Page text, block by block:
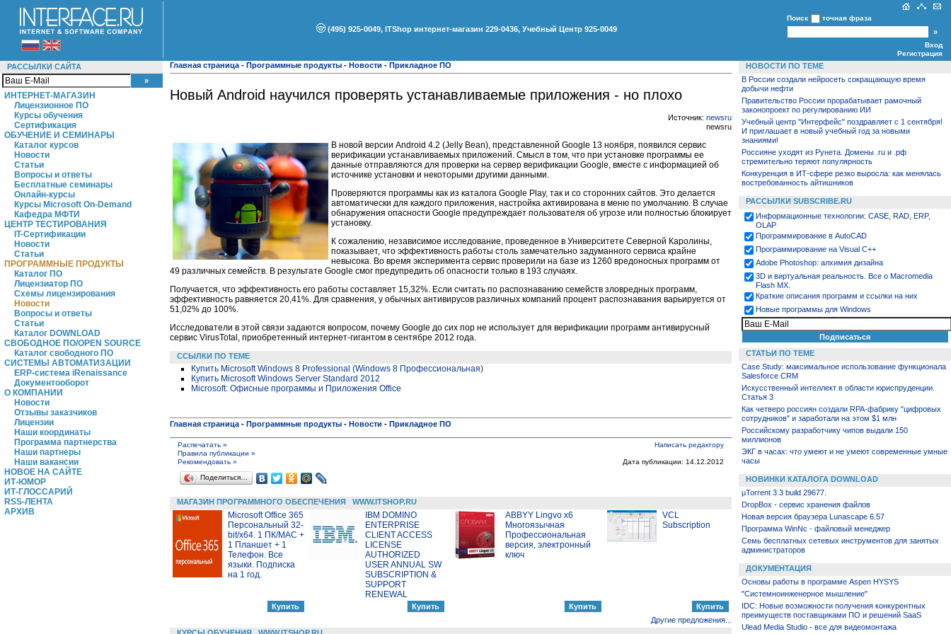
(495) 925-0049, ITShop интернет-магазин 229-0436, Учебный Центр 925-0049
Поиск точная фраза
Вход
Регистрация
РАССЫЛКИ САЙТА
ИНТЕРНЕТ-МАГАЗИН
Лицензионное ПО
Курсы обучения
Сертификация
ОБУЧЕНИЕ И СЕМИНАРЫ
Каталог курсов
Новости
Статьи
Вопросы и ответы
Бесплатные семинары
Онлайн-курсы
Курсы Microsoft On-Demand
Кафедра МФТИ
ЦЕНТР ТЕСТИРОВАНИЯ
IT-Сертификации
Новости
Статьи
ПРОГРАММНЫЕ ПРОДУКТЫ
Каталог ПО
Лицензиатор ПО
Схемы лицензирования
Новости
Вопросы и ответы
Статьи
Каталог DOWNLOAD
СВОБОДНОЕ ПО/OPEN SOURCE
Каталог свободного ПО
СИСТЕМЫ АВТОМАТИЗАЦИИ
ERP-система iRenaissance
Документооборот
О КОМПАНИИ
Новости
Отзывы заказчиков
Лицензии
Наши координаты
Программа партнерства
Наши партнеры
Наши вакансии
НОВОЕ НА САЙТЕ
ИТ-ЮМОР
ИТ-ГЛОССАРИЙ
RSS-ЛЕНТА
АРХИВ
Главная страница - Программные продукты - Новости - Прикладное ПО
Новый Android научился проверять устанавливаемые приложения - но плохо
Источник: newsru
newsru
В новой версии Android 4.2 (Jelly Bean), представленной Google 13 ноября, появился сервис
верификации устанавливаемых приложений. Смысл в том, что при установке программы ее
данные отправляются для проверки на сервер верификации Google, вместе с информацией об
источнике установки и некоторыми другими данными.
Проверяются программы как из каталога Google Play, так и со сторонних сайтов. Это делается
автоматически для каждого приложения, настройка активирована в меню по умолчанию. В случае
обнаружения опасности Google предупреждает пользователя об угрозе или полностью блокирует
установку.
К сожалению, независимое исследование, проведенное в Университете Северной Каролины,
показывает, что эффективность работы столь замечательно задуманного сервиса крайне
невысока. Во время эксперимента сервис проверили на базе из 1260 вредоносных программ от
49 различных семейств. В результате Google смог предупредить об опасности только в 193 случаях.
Получается, что эффективность его работы составляет 15,32%. Если считать по распознаванию семейств зловредных программ,
эффективность равняется 20,41%. Для сравнения, у обычных антивирусов различных компаний процент распознавания варьируется от
51,02% до 100%.
Исследователи в этой связи задаются вопросом, почему Google до сих пор не использует для верификации программ антивирусный
сервис VirusTotal, приобретенный интернет-гигантом в сентябре 2012 года.
ССЫЛКИ ПО ТЕМЕ
Купить Microsoft Windows 8 Professional (Windows 8 Профессиональная)
Купить Microsoft Windows Server Standard 2012
Microsoft: Офисные программы и Приложения Office
Главная страница - Программные продукты - Новости - Прикладное ПО
Распечатать »
Правила публикации »
Написать редактору
Рекомендовать »
Дата публикации: 14.12.2012
Поделиться…
МАГАЗИН ПРОГРАММНОГО ОБЕСПЕЧЕНИЯ WWW.ITSHOP.RU
Microsoft Office 365
Персональный 32-
bit/x64. 1 ПК/MAC +
1 Планшет + 1
Телефон. Все
языки. Подписка
на 1 год.
IBM DOMINO
ENTERPRISE
CLIENT ACCESS
LICENSE
AUTHORIZED
USER ANNUAL SW
SUBSCRIPTION &
SUPPORT
RENEWAL
ABBYY Lingvo x6
Многоязычная
Профессиональная
версия, электронный
ключ
VCL
Subscription
Другие предложения...
НОВОСТИ ПО ТЕМЕ
В России создали нейросеть сокращающую время
добычи нефти
Правительство России прорабатывает рамочный
законопроект по регулированию ИИ
Учебный центр "Интерфейс" поздравляет с 1 сентября!
И приглашает в новый учебный год за новыми
знаниями!
Россияне уходят из Рунета. Домены .ru и .рф
стремительно теряют популярность
Конкуренция в ИТ-сфере резко выросла: как менялась
востребованность айтишников
РАССЫЛКИ SUBSCRIBE.RU
Информационные технологии: CASE, RAD, ERP,
OLAP
Программирование в AutoCAD
Программирование на Visual С++
Adobe Photoshop: алхимия дизайна
3D и виртуальная реальность. Все о Macromedia
Flash MX.
Краткие описания программ и ссылки на них
Новые программы для Windows
СТАТЬИ ПО ТЕМЕ
Case Study: максимальное использование функционала
Salesforce CRM
Искусственный интеллект в области юриспруденции.
Статья 3
Как четверо россиян создали RPA-фабрику "цифровых
сотрудников" и заработали на этом $1 млн
Российскому разработчику чипов выдали 150
миллионов
ЭКГ в часах: что умеют и не умеют современные умные
часы
НОВИНКИ КАТАЛОГА DOWNLOAD
µTorrent 3.3 build 29677.
DropBox - сервис хранения файлов
Новая версия браузера Lunascape 6.57
Программа WinNc - файловый менеджер
Семь бесплатных сетевых инструментов для занятых
администраторов
ДОКУМЕНТАЦИЯ
Основы работы в программе Aspen HYSYS
"Системноинженерное мышление"
IDC: Новые возможности получения конкурентных
преимуществ поставщиками ПО и решений SaaS
Ulead Media Studio - все для видеомонтажа